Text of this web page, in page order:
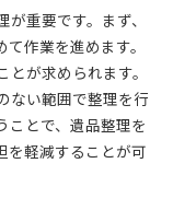
重要です。まず、
作業を進めます。
が求められます。
ない範囲で整理を行
ことで、遺品整理を
を軽減することが可